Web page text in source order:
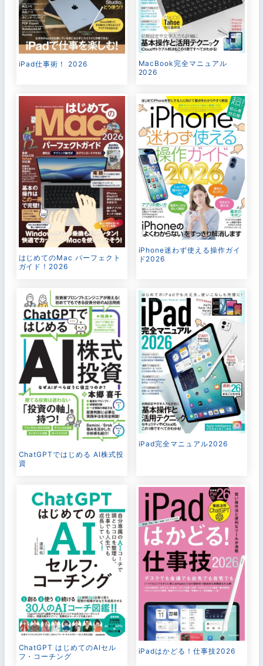
iPad仕事術！ 2026
MacBook完全マニュアル
2026
はじめてのMac パーフェクト
ガイド！2026
iPhone迷わず使える操作ガイ
ド2026
ChatGPTではじめる AI株式投
資
iPad完全マニュアル2026
ChatGPT はじめてのAIセル
フ・コーチング
iPadはかどる！仕事技2026